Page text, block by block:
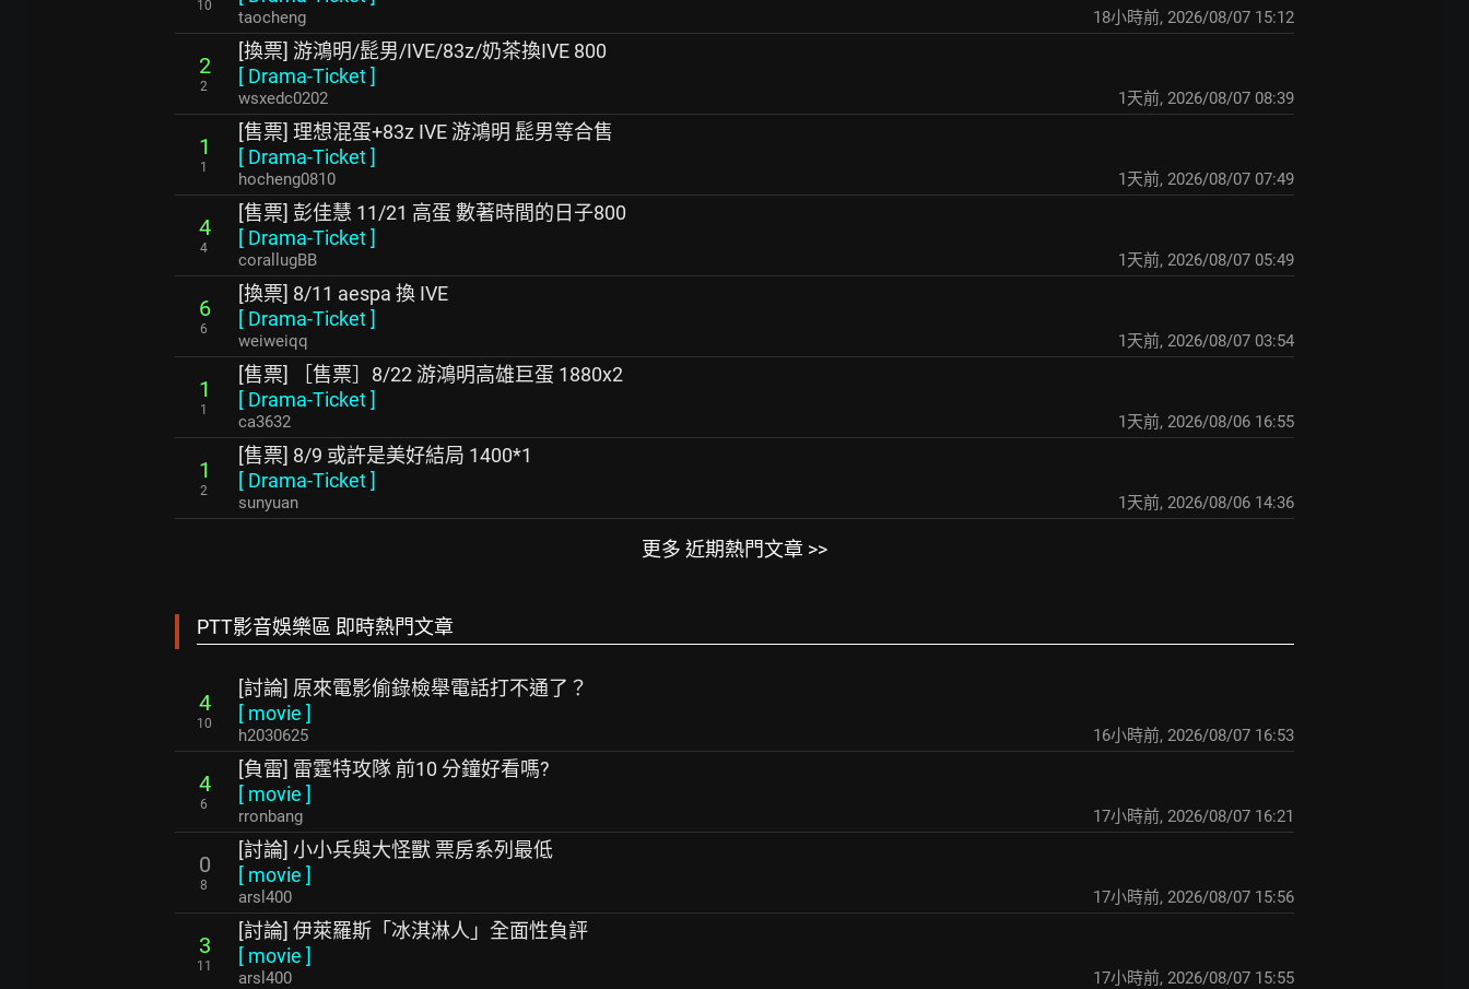
10
taocheng 18小時前, 2026/08/07 15:12
2
2
[換票] 游鴻明/髭男/IVE/83z/奶茶換IVE 800
[ Drama-Ticket]
wsxedc0202 1天前, 2026/08/07 08:39
1
1
[售票] 理想混蛋+83z IVE 游鴻明 髭男等合售
[ Drama-Ticket]
hocheng0810 1天前, 2026/08/07 07:49
4
4
[售票] 彭佳慧 11/21 高蛋 數著時間的日子800
[ Drama-Ticket]
corallugBB 1天前, 2026/08/07 05:49
6
6
[換票] 8/11 aespa 換 IVE
[ Drama-Ticket]
weiweiqq 1天前, 2026/08/07 03:54
1
1
[售票] ［售票］8/22 游鴻明高雄巨蛋 1880x2
[ Drama-Ticket]
ca3632 1天前, 2026/08/06 16:55
1
2
[售票] 8/9 或許是美好結局 1400*1
[ Drama-Ticket]
sunyuan 1天前, 2026/08/06 14:36
更多 近期熱門文章 >>
PTT影音娛樂區 即時熱門文章
4
10
[討論] 原來電影偷錄檢舉電話打不通了？
[ movie ]
h2030625 16小時前, 2026/08/07 16:53
4
6
[負雷] 雷霆特攻隊 前10 分鐘好看嗎?
[ movie ]
rronbang 17小時前, 2026/08/07 16:21
0
8
[討論] 小小兵與大怪獸 票房系列最低
[ movie ]
arsl400 17小時前, 2026/08/07 15:56
3
11
[討論] 伊萊羅斯「冰淇淋人」全面性負評
[ movie ]
arsl400 17小時前, 2026/08/07 15:55